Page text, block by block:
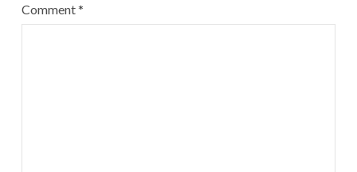
Comment*